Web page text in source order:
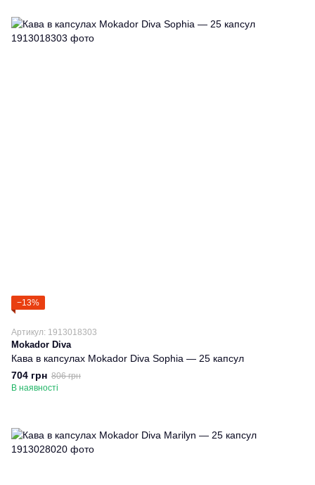
−13%
Артикул: 1913018303
Mokador Diva
Кава в капсулах Mokador Diva Sophia — 25 капсул
704 грн 806 грн
В наявності